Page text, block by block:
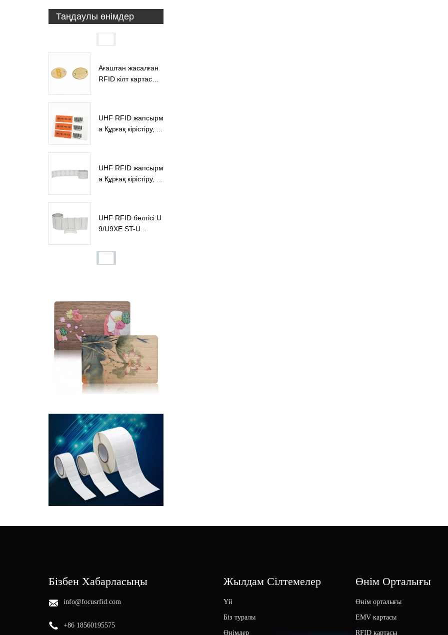
Таңдаулы өнімдер
Ағаштан жасалған
RFID кілт картасын
UHF RFID жапсырм
а Құрғақ кірістіру, ...
UHF RFID жапсырм
а Құрғақ кірістіру, ...
UHF RFID белгісі U
9/U9XE ST-U...
Бізбен Хабарласыңы
info@focusrfid.com
+86 18560195575
Жылдам Сілтемелер
Үй
Біз туралы
Өнімдер
Өнім Орталығы
Өнім орталығы
EMV картасы
RFID картасы